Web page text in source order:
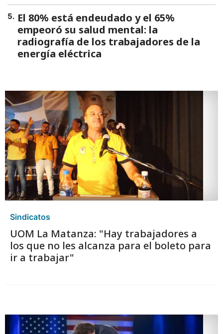
5. El 80% está endeudado y el 65%
empeoró su salud mental: la
radiografía de los trabajadores de la
energía eléctrica
Sindicatos
UOM La Matanza: "Hay trabajadores a
los que no les alcanza para el boleto para
ir a trabajar"